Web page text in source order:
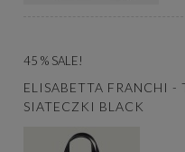
45 % SALE!
ELISABETTA FRANCHI -
SIATECZKI BLACK